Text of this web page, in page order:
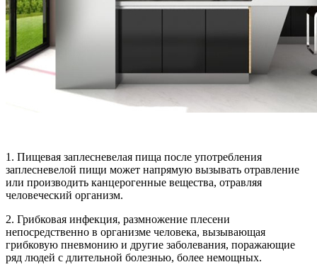
1. Пищевая заплесневелая пища после употребления
заплесневелой пищи может напрямую вызывать отравление
или производить канцерогенные вещества, отравляя
человеческий организм.
2. Грибковая инфекция, размножение плесени
непосредственно в организме человека, вызывающая
грибковую пневмонию и другие заболевания, поражающие
ряд людей с длительной болезнью, более немощных.